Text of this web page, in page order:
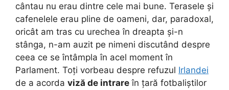
cântau nu erau dintre cele mai bune. Terasele și
cafenelele erau pline de oameni, dar, paradoxal,
oricât am tras cu urechea în dreapta și-n
stânga, n-am auzit pe nimeni discutând despre
ceea ce se întâmpla în acel moment în
Parlament. Toți vorbeau despre refuzul Irlandei
de a acorda viză de intrare în țară fotbaliștilor